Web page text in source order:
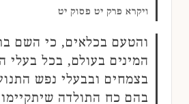
ויקרא פרק יט פסוק יט
והטעם בכלאים, כי השם
המינים בעולם, בכל בעלי
בצמחים ובבעלי נפש
בהם כח התולדה שיתקיימו